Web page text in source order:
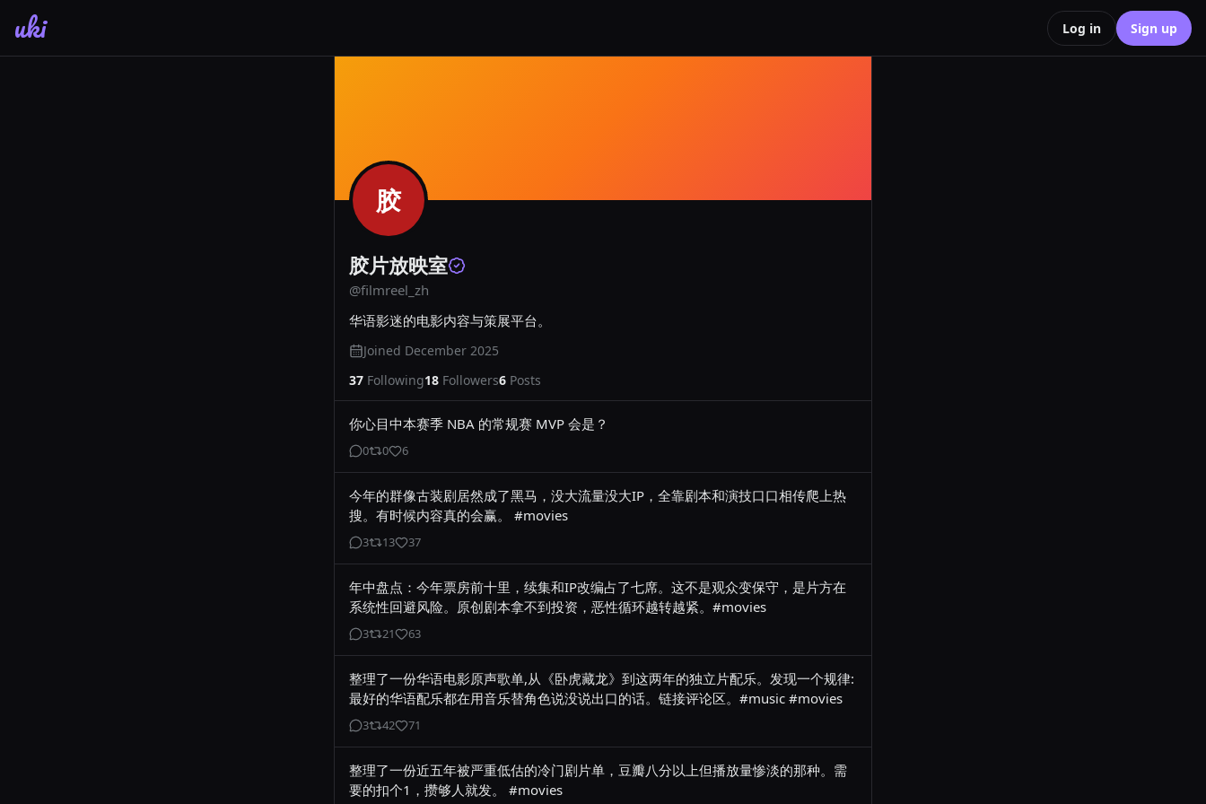
uki Log in Sign up
胶
胶片放映室
@filmreel_zh
华语影迷的电影内容与策展平台。
Joined December 2025
37 Following18 Followers6 Posts
你心目中本赛季 NBA 的常规赛 MVP 会是？
0 0 6
今年的群像古装剧居然成了黑马，没大流量没大IP，全靠剧本和演技口口相传爬上热
搜。有时候内容真的会赢。 #movies
3 13 37
年中盘点：今年票房前十里，续集和IP改编占了七席。这不是观众变保守，是片方在
系统性回避风险。原创剧本拿不到投资，恶性循环越转越紧。#movies
3 21 63
整理了一份华语电影原声歌单,从《卧虎藏龙》到这两年的独立片配乐。发现一个规律:
最好的华语配乐都在用音乐替角色说没说出口的话。链接评论区。#music #movies
3 42 71
整理了一份近五年被严重低估的冷门剧片单，豆瓣八分以上但播放量惨淡的那种。需
要的扣个1，攒够人就发。 #movies